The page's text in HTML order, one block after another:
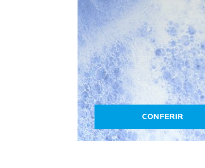
CONFERIR